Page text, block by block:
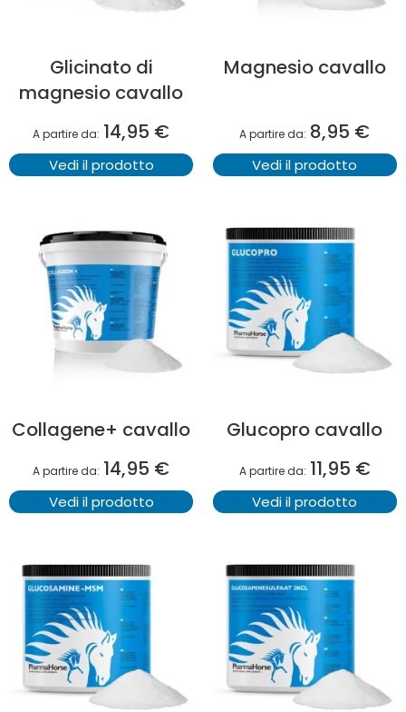
Glicinato di
magnesio cavallo
A partire da 14,95 €
Vedi il prodotto
Magnesio cavallo
A partire da 8,95 €
Vedi il prodotto
Collagene+ cavallo
A partire da 14,95 €
Vedi il prodotto
Glucopro cavallo
A partire da 11,95 €
Vedi il prodotto